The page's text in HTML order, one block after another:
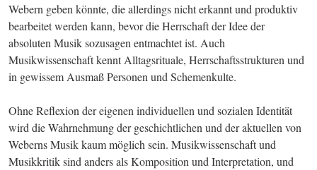
Webern geben könnte, die allerdings nicht erkannt und produktiv
bearbeitet werden kann, bevor die Herrschaft der Idee der
absoluten Musik sozusagen entmachtet ist. Auch
Musikwissenschaft kennt Alltagsrituale, Herrschaftsstrukturen und
in gewissem Ausmaß Personen und Schemenkulte.
Ohne Reflexion der eigenen individuellen und sozialen Identität
wird die Wahrnehmung der geschichtlichen und der aktuellen von
Weberns Musik kaum möglich sein. Musikwissenschaft und
Musikkritik sind anders als Komposition und Interpretation, und